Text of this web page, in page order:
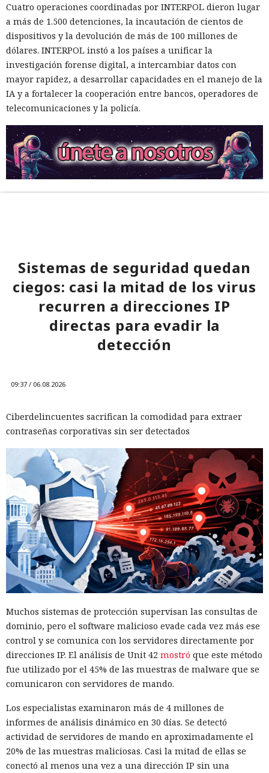
Cuatro operaciones coordinadas por INTERPOL dieron lugar
a más de 1.500 detenciones, la incautación de cientos de
dispositivos y la devolución de más de 100 millones de
dólares. INTERPOL instó a los países a unificar la
investigación forense digital, a intercambiar datos con
mayor rapidez, a desarrollar capacidades en el manejo de la
IA y a fortalecer la cooperación entre bancos, operadores de
telecomunicaciones y la policía.
Sistemas de seguridad quedan
ciegos: casi la mitad de los virus
recurren a direcciones IP
directas para evadir la
detección
09:37 / 06.08.2026
Ciberdelincuentes sacrifican la comodidad para extraer
contraseñas corporativas sin ser detectados
Muchos sistemas de protección supervisan las consultas de
dominio, pero el software malicioso evade cada vez más ese
control y se comunica con los servidores directamente por
direcciones IP. El análisis de Unit 42 mostró que este método
fue utilizado por el 45% de las muestras de malware que se
comunicaron con servidores de mando.
Los especialistas examinaron más de 4 millones de
informes de análisis dinámico en 30 días. Se detectó
actividad de servidores de mando en aproximadamente el
20% de las muestras maliciosas. Casi la mitad de ellas se
conectó al menos una vez a una dirección IP sin una